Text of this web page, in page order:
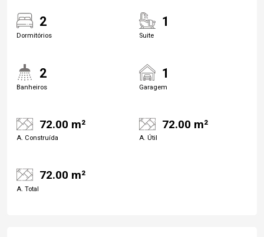
2
Dormitórios
1
Suite
2
Banheiros
1
Garagem
72.00 m²
A. Construída
72.00 m²
A. Útil
72.00 m²
A. Total